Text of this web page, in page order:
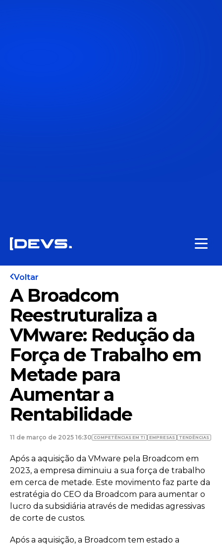
Voltar
A Broadcom
Reestruturaliza a
VMware: Redução da
Força de Trabalho em
Metade para
Aumentar a
Rentabilidade
11 de março de 2025 16:30 COMPETÊNCIAS EM TI EMPRESAS TENDÊNCIAS
Após a aquisição da VMware pela Broadcom em
2023, a empresa diminuiu a sua força de trabalho
em cerca de metade. Este movimento faz parte da
estratégia do CEO da Broadcom para aumentar o
lucro da subsidiária através de medidas agressivas
de corte de custos.
Após a aquisição, a Broadcom tem estado a